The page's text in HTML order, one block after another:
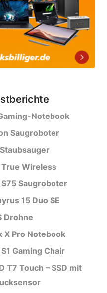
Notebook
Saugroboter
Wireless
Saugroboter
15 Duo SE
Drohne
X Pro Notebook
Gaming Chair
T7 Touch – SSD mit